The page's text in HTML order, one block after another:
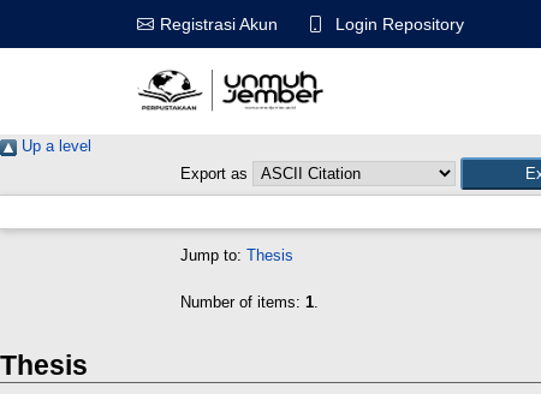
Registrasi Akun Login Repository
Up a level
Export as
Jump to: Thesis
Number of items: 1.
Thesis